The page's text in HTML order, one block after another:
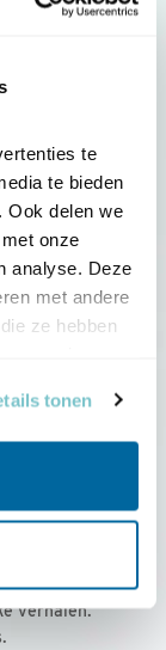
te
te bieden
Ook delen we
onze
analyse. Deze
met andere
ze hebben
tonen
per jaar
met
verhalen.